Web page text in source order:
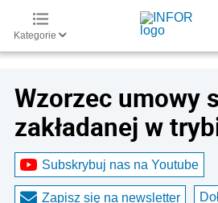
Kategorie
Wzorzec umowy
zakładanej w
Subskrybuj nas na Youtube
Zapisz się na newsletter